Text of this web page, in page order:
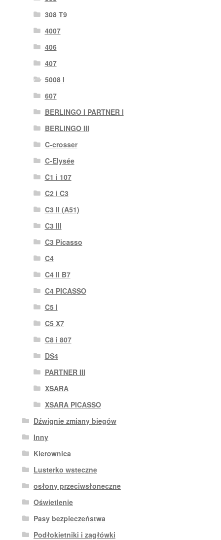
308 T9
4007
406
407
5008 I
607
BERLINGO I PARTNER I
BERLINGO III
C-crosser
C-Elysée
C1 i 107
C2 i C3
C3 II (A51)
C3 III
C3 Picasso
C4
C4 II B7
C4 PICASSO
C5 I
C5 X7
C8 i 807
DS4
PARTNER III
XSARA
XSARA PICASSO
Dźwignie zmiany biegów
Inny
Kierownica
Lusterko wsteczne
osłony przeciwsłoneczne
Oświetlenie
Pasy bezpieczeństwa
Podłokietniki i zagłówki